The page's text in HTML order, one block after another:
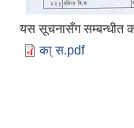
यस सूचनासँग सम्बन्धीत
का् स.pdf